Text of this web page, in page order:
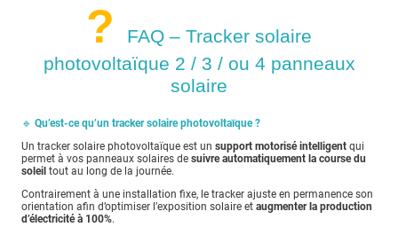
?
FAQ – Tracker solaire
photovoltaïque 2 / 3 / ou 4 panneaux
solaire
🔹 Qu’est-ce qu’un tracker solaire photovoltaïque ?
Un tracker solaire photovoltaïque est un support motorisé intelligent qui
permet à vos panneaux solaires de suivre automatiquement la course du
soleil tout au long de la journée.
Contrairement à une installation fixe, le tracker ajuste en permanence son
orientation afin d’optimiser l’exposition solaire et augmenter la production
d’électricité à 100%.